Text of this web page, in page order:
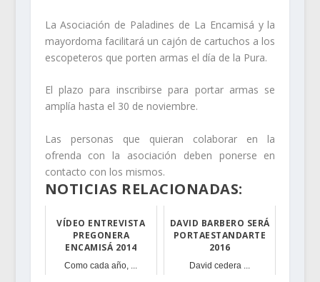
La Asociación de Paladines de La Encamisá y la
mayordoma facilitará un cajón de cartuchos a los
escopeteros que porten armas el día de la Pura.
El plazo para inscribirse para portar armas se
amplía hasta el 30 de noviembre.
Las personas que quieran colaborar en la
ofrenda con la asociación deben ponerse en
contacto con los mismos.
NOTICIAS RELACIONADAS:
VÍDEO ENTREVISTA
PREGONERA
ENCAMISÁ 2014
Como cada año, ...
DAVID BARBERO SERÁ
PORTAESTANDARTE
2016
David cedera ...